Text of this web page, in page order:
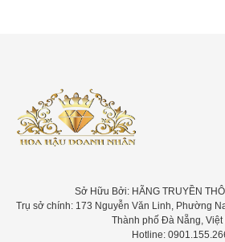
Sở Hữu Bởi: HÃNG TRUYỀN
Trụ sở chính: 173 Nguyễn Văn Linh, Phường
Thành phố Đà Nẵng, Việt
Hotline: